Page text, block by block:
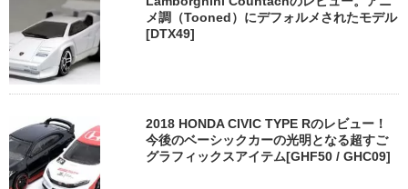
メ調（Tooned）にデフォルメされたモデル
[DTX49]
2018 HONDA CIVIC TYPE Rのレビュー！
今後のベーシックカーの光明となる超すご
グラフィックスアイテム[GHF50 / GHC09]